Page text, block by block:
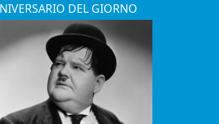
DEL GIORNO